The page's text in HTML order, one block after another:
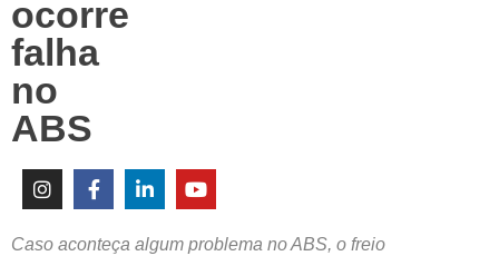
ocorre
falha
no
ABS
Caso aconteça algum problema no ABS, o freio